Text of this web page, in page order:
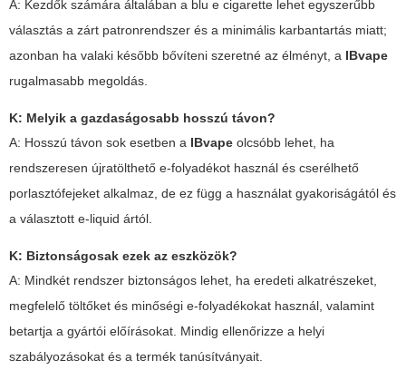
A: Kezdők számára általában a blu e cigarette lehet egyszerűbb
választás a zárt patronrendszer és a minimális karbantartás miatt;
azonban ha valaki később bővíteni szeretné az élményt, a IBvape
rugalmasabb megoldás.
K: Melyik a gazdaságosabb hosszú távon?
A: Hosszú távon sok esetben a IBvape olcsóbb lehet, ha
rendszeresen újratölthető e-folyadékot használ és cserélhető
porlasztófejeket alkalmaz, de ez függ a használat gyakoriságától és
a választott e-liquid ártól.
K: Biztonságosak ezek az eszközök?
A: Mindkét rendszer biztonságos lehet, ha eredeti alkatrészeket,
megfelelő töltőket és minőségi e-folyadékokat használ, valamint
betartja a gyártói előírásokat. Mindig ellenőrizze a helyi
szabályozásokat és a termék tanúsítványait.